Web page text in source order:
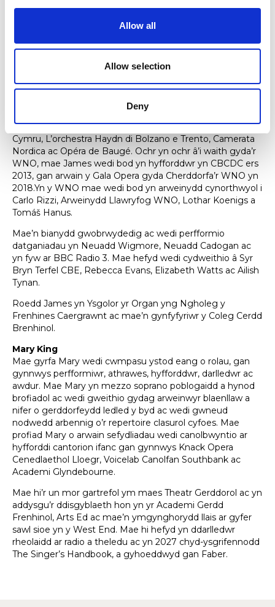
Allow all
Allow selection
Deny
beirniad mewn cystadlaethau.
Mae’n frwd dros archwilio potensial amrywiol y delyn, gan
dynnu ar wreiddiau traddodiadol/clasurol yr offeryn ond
James Southall
Mae James wedi arwain gyda chwmnïau opera a
cherddorfeydd blaenllaw gan gynnwys Opera
Cenedlaethol Cymru, English Touring Opera, Sinfonia
Cymru, L’orchestra Haydn di Bolzano e Trento, Camerata
Nordica ac Opéra de Baugé. Ochr yn ochr â’i waith gyda’r
WNO, mae James wedi bod yn hyfforddwr yn CBCDC ers
2013, gan arwain y Gala Opera gyda Cherddorfa’r WNO yn
2018.Yn y WNO mae wedi bod yn arweinydd cynorthwyol i
Carlo Rizzi, Arweinydd Llawryfog WNO, Lothar Koenigs a
Tomáš Hanus.
Mae’n bianydd gwobrwydedig ac wedi perfformio
datganiadau yn Neuadd Wigmore, Neuadd Cadogan ac
yn fyw ar BBC Radio 3. Mae hefyd wedi cydweithio â Syr
Bryn Terfel CBE, Rebecca Evans, Elizabeth Watts ac Ailish
Tynan.
Roedd James yn Ysgolor yr Organ yng Ngholeg y
Frenhines Caergrawnt ac mae’n gynfyfyriwr y Coleg Cerdd
Brenhinol.
Mary King
Mae gyrfa Mary wedi cwmpasu ystod eang o rolau, gan
gynnwys perfformiwr, athrawes, hyfforddwr, darlledwr ac
awdur. Mae Mary yn mezzo soprano poblogaidd a hynod
brofiadol ac wedi gweithio gydag arweinwyr blaenllaw a
nifer o gerddorfeydd ledled y byd ac wedi gwneud
nodwedd arbennig o’r repertoire clasurol cyfoes. Mae
profiad Mary o arwain sefydliadau wedi canolbwyntio ar
hyfforddi cantorion ifanc gan gynnwys Knack Opera
Cenedlaethol Lloegr, Voicelab Canolfan Southbank ac
Academi Glyndebourne.
Mae hi’r un mor gartrefol ym maes Theatr Gerddorol ac yn
addysgu’r ddisgyblaeth hon yn yr Academi Gerdd
Frenhinol, Arts Ed ac mae’n ymgynghorydd llais ar gyfer
sawl sioe yn y West End. Mae hi hefyd yn ddarlledwr
rheolaidd ar radio a theledu ac yn 2027 chyd-ysgrifennodd
The Singer’s Handbook, a gyhoeddwyd gan Faber.